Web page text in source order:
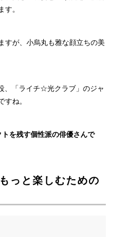
。
すが、小烏丸も雅な顔立ちの美
、「ライチ☆光クラブ」のジャ
ね。
を残す個性派の俳優さんで
っと楽しむための